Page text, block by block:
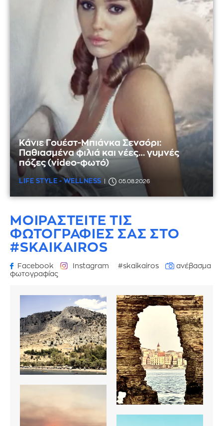
Κάνιε Γουέστ-Μπιάνκα Σενσόρι:
Παθιασμένα φιλιά και νέες… γυμνές
πόζες (video-φωτό)
LIFE STYLE - WELLNESS 05.08.2026
ΜΟΙΡΑΣΤΕΙΤΕ ΤΙΣ
ΦΩΤΟΓΡΑΦΙΕΣ ΣΑΣ ΣΤΟ
#SKAIKAIROS
Facebook Instagram #skaikairos
ανέβασμα
φωτογραφίας